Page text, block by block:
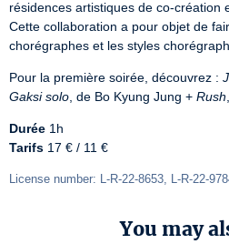
résidences artistiques de co-création
Cette collaboration a pour objet de
chorégraphes et les styles
Pour la première soirée, découvrez :
Gaksi solo , de Bo Kyung Jung + Rush
Durée
Tarifs 17 € / 11 €
License number: L-R-22-8653, L-R-22-
You may